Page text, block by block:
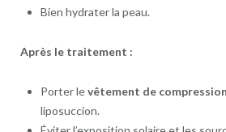
Bien hydrater la peau.
Après le traitement :
Porter levêtement de compression
liposuccion.